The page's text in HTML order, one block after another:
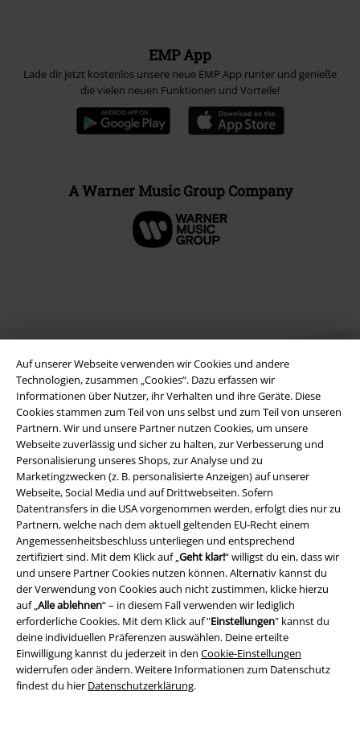
Auf unserer Webseite verwenden wir Cookies und andere
Technologien, zusammen „Cookies“. Dazu erfassen wir
Informationen über Nutzer, ihr Verhalten und ihre Geräte. Diese
Cookies stammen zum Teil von uns selbst und zum Teil von unseren
Partnern. Wir und unsere Partner nutzen Cookies, um unsere
Webseite zuverlässig und sicher zu halten, zur Verbesserung und
Personalisierung unseres Shops, zur Analyse und zu
Marketingzwecken (z. B. personalisierte Anzeigen) auf unserer
Webseite, Social Media und auf Drittwebseiten. Sofern
Datentransfers in die USA vorgenommen werden, erfolgt dies nur zu
Partnern, welche nach dem aktuell geltenden EU-Recht einem
Angemessenheitsbeschluss unterliegen und entsprechend
zertifiziert sind. Mit dem Klick auf „Geht klar!“ willigst du ein, dass wir
und unsere Partner Cookies nutzen können. Alternativ kannst du
der Verwendung von Cookies auch nicht zustimmen, klicke hierzu
auf „Alle ablehnen“ – in diesem Fall verwenden wir lediglich
erforderliche Cookies. Mit dem Klick auf "Einstellungen" kannst du
deine individuellen Präferenzen auswählen. Deine erteilte
Einwilligung kannst du jederzeit in den Cookie-Einstellungen
widerrufen oder ändern. Weitere Informationen zum Datenschutz
findest du hier Datenschutzerklärung.
EMP App
Lade dir jetzt kostenlos unsere neue EMP App runter und genieße
die vielen neuen Funktionen und Vorteile!
A Warner Music Group Company
Rechtliches
AGB
Impressum
Datenschutz
Entsorgung und Umweltschutz
Konformitätserklärung
Information zur Barrierefreiheit
Cookie-Einstellungen